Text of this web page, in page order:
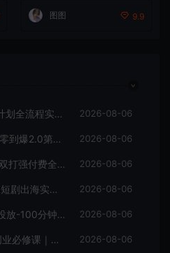
程
图图 9.9
（19743期）短剧发行人计划全流程实操教程；从账号定位到选剧剪辑再到发布技巧，零基础也能快速上手出单 2026-08-06
（19742期）2026淘宝从零到爆2.0第85期；主推款五项高权重初始设置，改销量评晒秒单快速破零积累基础权重 2026-08-06
（19741期）2026拼多多双打强付费全攻略-62期；成本推广加托管双剑合璧，系统讲解7种付费玩法优劣势与选择策略 2026-08-06
（19740期）2026TikTok短剧出海实战课：IAA广告分账×IAP付费变现×账号搭建×平台规则×双轨爆发×回款全流程 2026-08-06
（19739期）小红书乘风投放-100分钟实操课｜开户返点·标准投搭建·莱卡定向，新店建模撬动笔记自然流量全套教学 2026-08-06
（19738期）AI+新个体创业必修课｜道法术器｜商业逻辑·小红书流量·AI智能体｜低成本打造个人变现小生意全套教学 2026-08-06